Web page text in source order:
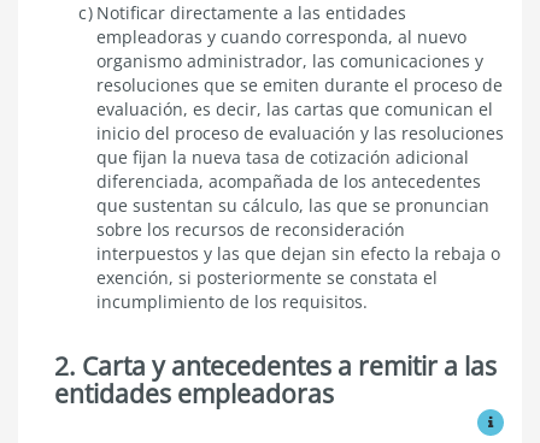
Notificar directamente a las entidades
empleadoras y cuando corresponda, al nuevo
organismo administrador, las comunicaciones y
resoluciones que se emiten durante el proceso de
evaluación, es decir, las cartas que comunican el
inicio del proceso de evaluación y las resoluciones
que fijan la nueva tasa de cotización adicional
diferenciada, acompañada de los antecedentes
que sustentan su cálculo, las que se pronuncian
sobre los recursos de reconsideración
interpuestos y las que dejan sin efecto la rebaja o
exención, si posteriormente se constata el
incumplimiento de los requisitos.
2. Carta y antecedentes a remitir a las
entidades empleadoras
Ver